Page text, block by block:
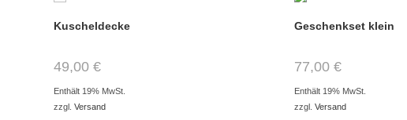
Kuscheldecke
49,00€
Enthält 19% MwSt.
zzgl.Versand
Geschenkset klein
77,00€
Enthält 19% MwSt.
zzgl.Versand